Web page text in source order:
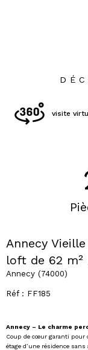
visite
Annecy
loft de 62 m²
Annecy (74000)
Réf : FF185
Annecy – Le charme
Coup de cœur garanti pour
étage d’une résidence